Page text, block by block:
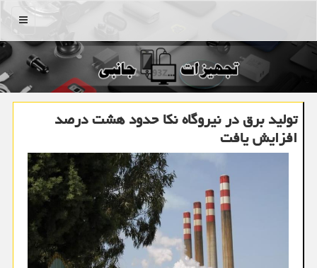
منو
تولید برق در نیروگاه نكا حدود هشت درصد
افزایش یافت